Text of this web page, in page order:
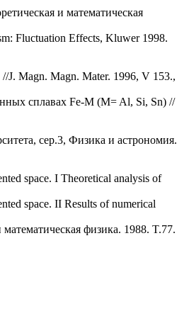
и математическая
Fluctuation Effects, Kluwer 1998.
J. Magn. Magn. Mater. 1996, V 153.,
сплавах Fe-M (M= Al, Si, Sn) //
сер.3, Физика и астрономия.
space. I Theoretical analysis of
space. II Results of numerical
физика. 1988. T.77.